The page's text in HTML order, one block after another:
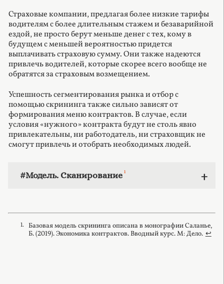
Страховые компании, предлагая более низкие тарифы
водителям с более длительным стажем и безаварийной
ездой, не просто берут меньше денег с тех, кому в
будущем с меньшей вероятностью придется
выплачивать страховую сумму. Они также надеются
привлечь водителей, которые скорее всего вообще не
обратятся за страховым возмещением.
Успешность сегментирования рынка и отбор с
помощью скрининга также сильно зависят от
формирования меню контрактов. В случае, если
условия «нужного» контракта будут не столь явно
привлекательны, ни работодатель, ни страховщик не
смогут привлечь и отобрать необходимых людей.
#Модель. Cканирование 1
Базовая модель скрининга описана в монографии Саланье,
Б. (2019). Экономика контрактов. Вводный курс. М: Дело. ↩︎